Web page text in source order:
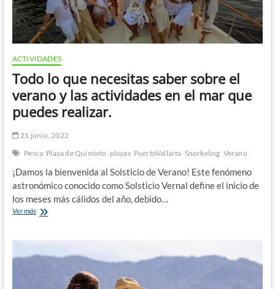
ACTIVIDADES
Todo lo que necesitas saber sobre el
verano y las actividades en el mar que
puedes realizar.
21 junio, 2022
Pesca Playa de Quimixto playas PuertoVallarta Snorkeling Verano
¡Damos la bienvenida al Solsticio de Verano! Este fenómeno
astronómico conocido como Solsticio Vernal define el inicio de
los meses más cálidos del año, debido…
Ver másTodo
saber